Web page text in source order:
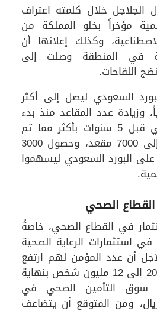
خلال كلمته اعتراف
مؤخراً بخلو المملكة من
وكذلك إعلانها أن
في المنطقة وصلت إلى
اللقاحات.
السعودي ليصل إلى أكثر
صحياً، وزيادة عدد المقاعد منذ بدء
برنامج التحول الصحي قبل 5 سنوات بأكثر مما تم
في 20 عامًا لتصل إلى 7000 مقعد، وحصول 3000
البورد السعودي ليسهموا
الصحي
في القطاع الصحي، خاصةً
استثمارات الرعاية الصحية
أن عدد المؤمن لهم ارتفع
من 3 ملايين في 2011 إلى 12 مليون شخص بنهاية
سوق التأمين الصحي في
مليار ريال، ومن المتوقع أن يتضاعف